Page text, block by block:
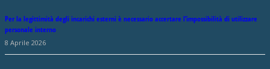
Per la legittimità degli incarichi esterni è necessario accertare l’impossibilità di utilizzare
personale interno
8 Aprile 2026